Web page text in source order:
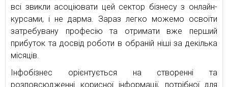
всі звикли асоціювати цей сектор бізнесу з онлайн-
курсами, і не дарма. Зараз легко можемо освоїти
затребувану професію та отримати вже перший
прибуток та досвід роботи в обраній ніші за декілька
місяців.
Інфобізнес орієнтується на створенні та
розповсюдженні корисної інформації, потрібної для